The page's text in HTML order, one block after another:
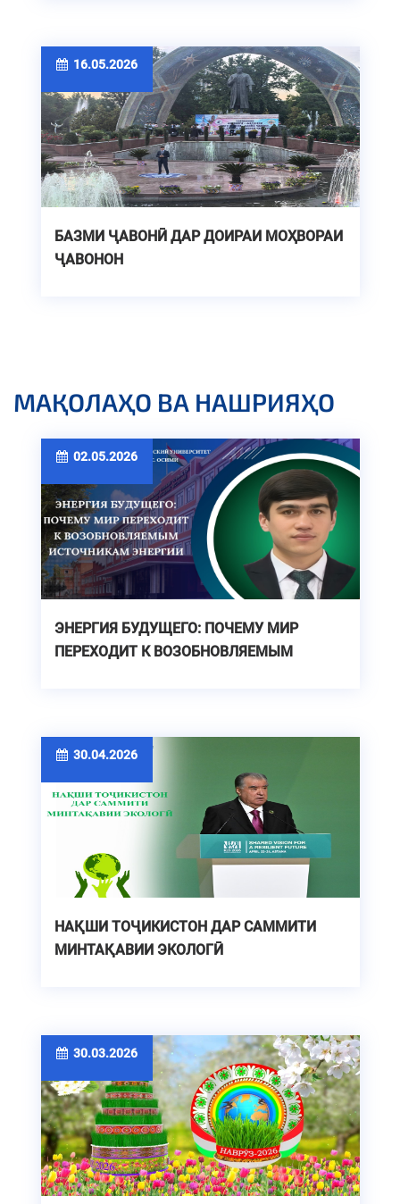
16.05.2026
БАЗМИ ҶАВОНӢ ДАР ДОИРАИ МОҲВОРАИ
ҶАВОНОН
МАҚОЛАҲО ВА НАШРИЯҲО
02.05.2026
ЭНЕРГИЯ БУДУЩЕГО: ПОЧЕМУ МИР
ПЕРЕХОДИТ К ВОЗОБНОВЛЯЕМЫМ
30.04.2026
НАҚШИ ТОҶИКИСТОН ДАР САММИТИ
МИНТАҚАВИИ ЭКОЛОГӢ
30.03.2026